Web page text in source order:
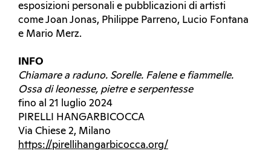
esposizioni personali e pubblicazioni di artisti
come Joan Jonas, Philippe Parreno, Lucio Fontana
e Mario Merz.
INFO
Chiamare a raduno. Sorelle. Falene e fiammelle.
Ossa di leonesse, pietre e serpentesse
fino al 21 luglio 2024
PIRELLI HANGARBICOCCA
Via Chiese 2, Milano
https://pirellihangarbicocca.org/